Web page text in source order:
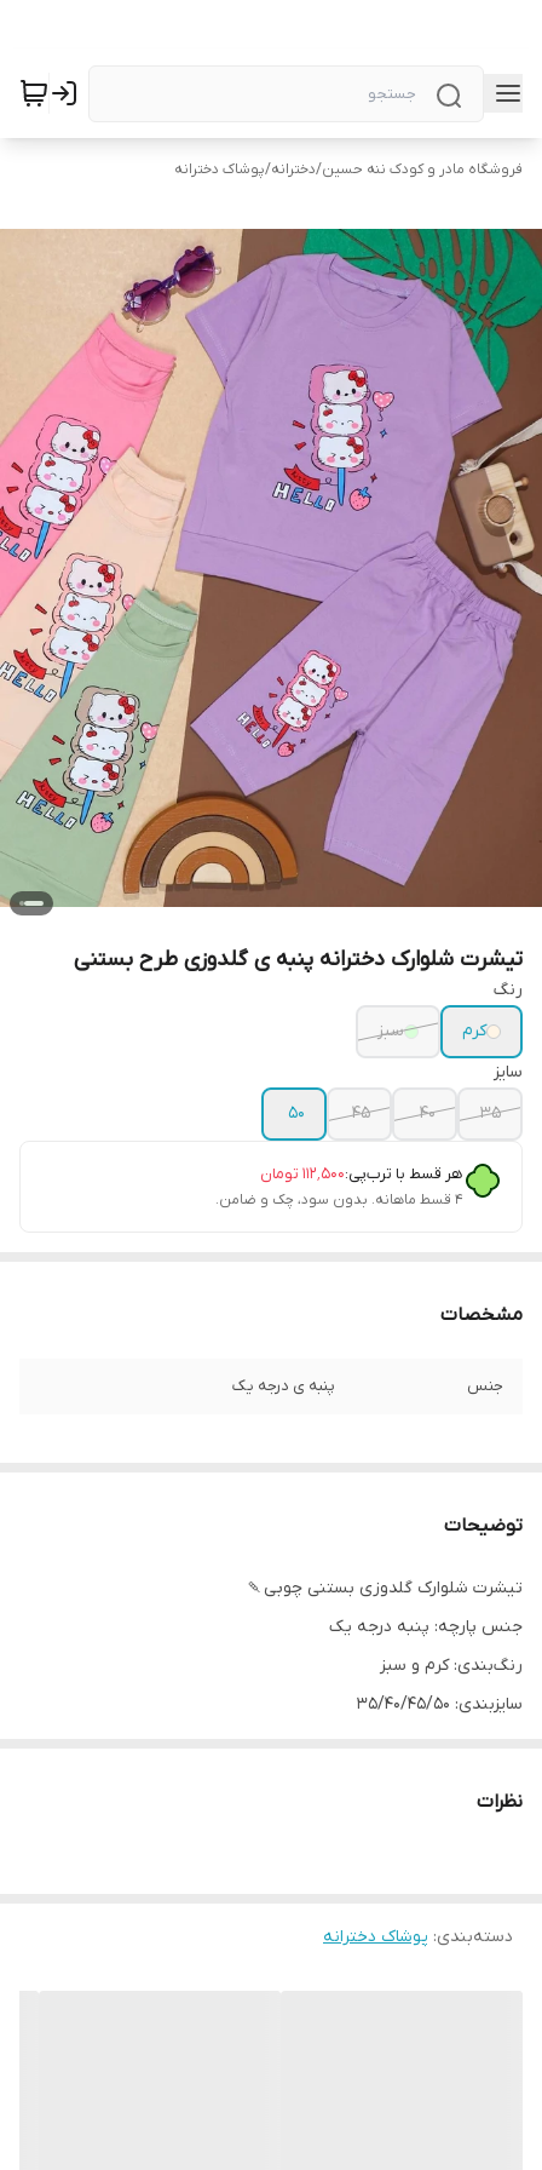
فروشگاه مادر و کودک ننه حسین/دخترانه/پوشاک دخترانه
تیشرت شلوارک دخترانه پنبه ی گلدوزی طرح بستنی
رنگ
کرم
سبز
سایز
۳۵
۴۰ ۴۵ ۵۰
هر قسط با ترب‌پی:۱۱۲٬۵۰۰ تومان
۴ قسط ماهانه. بدون سود، چک و ضامن.
مشخصات
جنس پنبه ی درجه یک
توضیحات
تیشرت شلوارک گلدوزی بستنی چوبی🍡
جنس پارچه: پنبه درجه یک
رنگ‌بندی: کرم و سبز
سایزبندی: 35/40/45/50
نظرات
دسته‌بندی: پوشاک دخترانه